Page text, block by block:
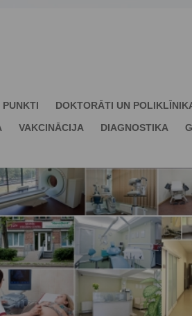
DOKTORĀTI UN
VAKCINĀCIJA DIAGNOSTIKA